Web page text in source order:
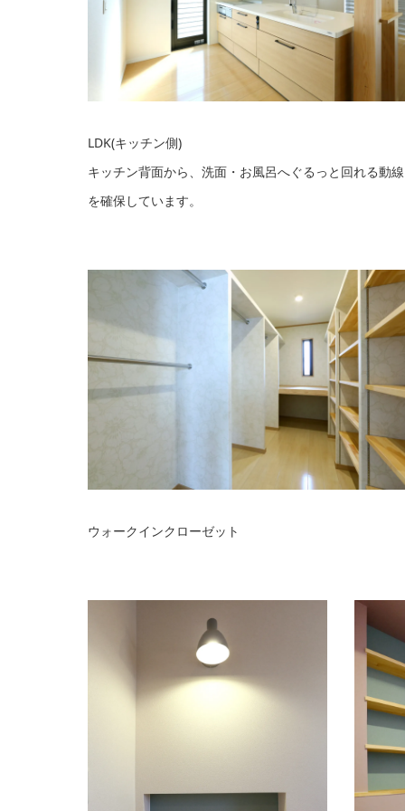
LDK(キッチン側)
キッチン背面から、洗面・お風呂へぐるっと回れる動線
を確保しています。
ウォークインクローゼット